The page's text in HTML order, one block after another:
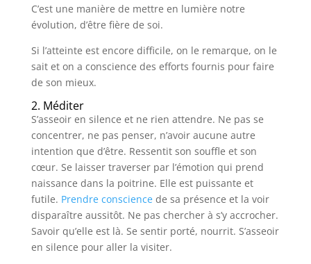
C’est une manière de mettre en lumière notre
évolution, d’être fière de soi.
Si l’atteinte est encore difficile, on le remarque, on le
sait et on a conscience des efforts fournis pour faire
de son mieux.
2. Méditer
S’asseoir en silence et ne rien attendre. Ne pas se
concentrer, ne pas penser, n’avoir aucune autre
intention que d’être. Ressentit son souffle et son
cœur. Se laisser traverser par l’émotion qui prend
naissance dans la poitrine. Elle est puissante et
futile. Prendre consciencede sa présence et la voir
disparaître aussitôt. Ne pas chercher à s’y accrocher.
Savoir qu’elle est là. Se sentir porté, nourrit. S’asseoir
en silence pour aller la visiter.